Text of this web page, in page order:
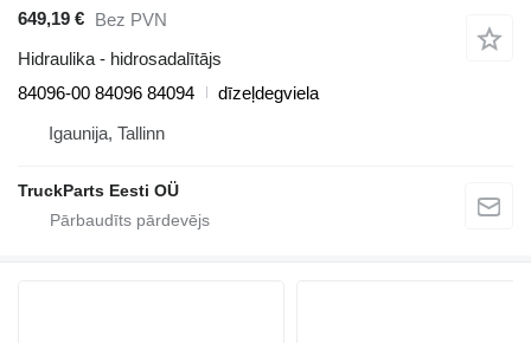
649,19 € Bez PVN
Hidraulika - hidrosadalītājs
84096-00 84096 84094
dīzeļdegviela
Igaunija, Tallinn
TruckParts Eesti OÜ